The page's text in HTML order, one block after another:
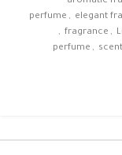
perfume , elegant
, fragrance ,
perfume , scent